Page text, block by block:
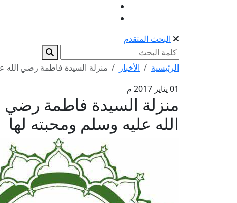
البحث المتقدم
الرئيسية الأخبار
منزلة السيدة فاطمة رضي الله
01 يناير 2017 م
منزلة السيدة فاطمة رضي
الله عليه وسلم ومحبته لها